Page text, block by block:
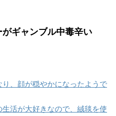
ギャンブル中毒辛い
、顔が穏やかになったようで
活が大好きなので、絨毯を使